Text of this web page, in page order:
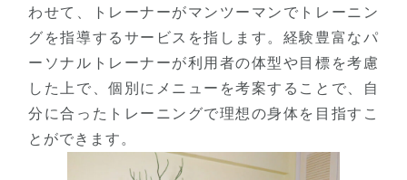
わせて、トレーナーがマンツーマンでトレーニン
グを指導するサービスを指します。経験豊富なパ
ーソナルトレーナーが利用者の体型や目標を考慮
した上で、個別にメニューを考案することで、自
分に合ったトレーニングで理想の身体を目指すこ
とができます。